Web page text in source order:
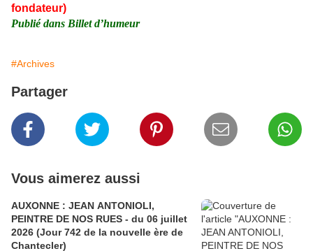
fondateur)
Publié dans Billet d’humeur
#Archives
Partager
Vous aimerez aussi
AUXONNE : JEAN ANTONIOLI,
PEINTRE DE NOS RUES - du 06 juillet
2026 (Jour 742 de la nouvelle ère de
Chantecler)